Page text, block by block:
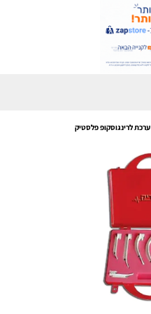
ערכת לרינגוסקופ פלסטיק